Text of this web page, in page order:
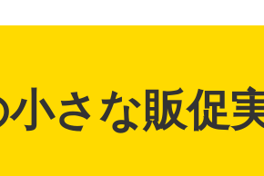
さな販促